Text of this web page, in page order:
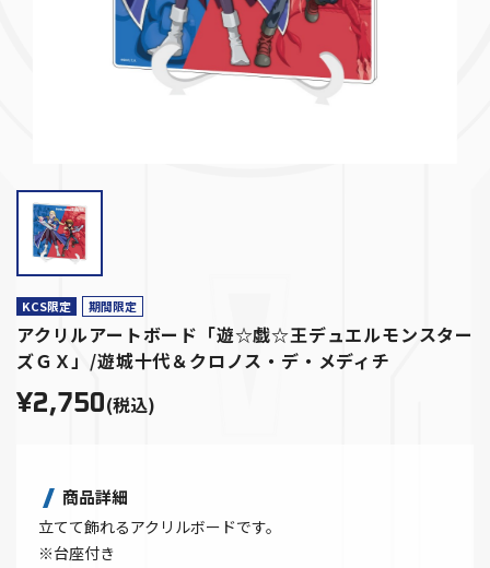
KCS限定 期間限定
アクリルアートボード「遊☆戯☆王デュエルモンスター
ズＧＸ」/遊城十代＆クロノス・デ・メディチ
¥2,750(税込)
商品詳細
立てて飾れるアクリルボードです。
※台座付き